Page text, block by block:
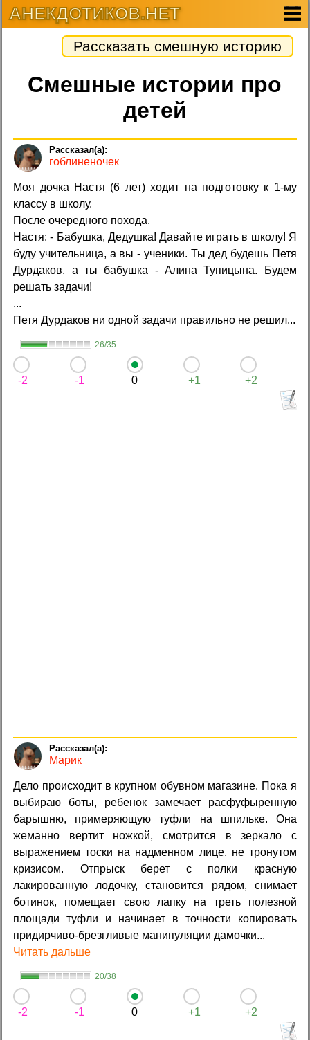
АНЕКДОТИКОВ.НЕТ
Рассказать смешную историю
Смешные истории про
детей
гоблиненочек
Моя дочка Настя (6 лет) ходит на подготовку к 1-му
классу в школу.
После очередного похода.
Настя: - Бабушка, Дедушка! Давайте играть в школу! Я
буду учительница, а вы - ученики. Ты дед будешь Петя
Дурдаков, а ты бабушка - Алина Тупицына. Будем
решать задачи!
...
Петя Дурдаков ни одной задачи правильно не решил...
26/35
-2 -1 0 +1 +2
Марик
Дело происходит в крупном обувном магазине. Пока я
выбираю боты, ребенок замечает расфуфыренную
барышню, примеряющую туфли на шпильке. Она
жеманно вертит ножкой, смотрится в зеркало с
выражением тоски на надменном лице, не тронутом
кризисом. Отпрыск берет с полки красную
лакированную лодочку, становится рядом, снимает
ботинок, помещает свою лапку на треть полезной
площади туфли и начинает в точности копировать
придирчиво-брезгливые манипуляции дамочки...
Читать дальше
20/38
-2 -1 0 +1 +2